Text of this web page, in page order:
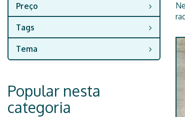
Preço
Tags
Tema
Popular nesta
categoria